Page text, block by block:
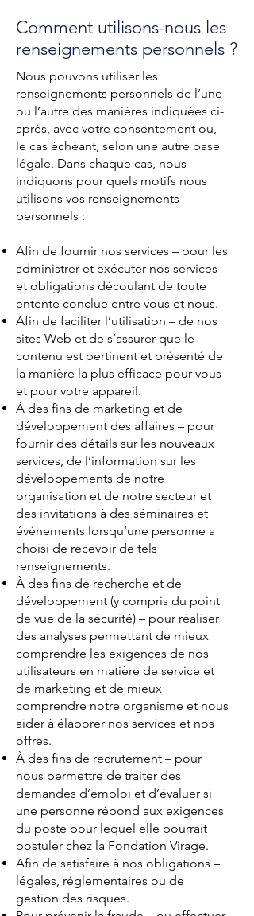
Comment utilisons-nous les
renseignements personnels ?
Nous pouvons utiliser les
renseignements personnels de l’une
ou l’autre des manières indiquées ci-
après, avec votre consentement ou,
le cas échéant, selon une autre base
légale. Dans chaque cas, nous
indiquons pour quels motifs nous
utilisons vos renseignements
personnels :
Afin de fournir nos services – pour les
administrer et exécuter nos services
et obligations découlant de toute
entente conclue entre vous et nous.
Afin de faciliter l’utilisation – de nos
sites Web et de s’assurer que le
contenu est pertinent et présenté de
la manière la plus efficace pour vous
et pour votre appareil.
À des fins de marketing et de
développement des affaires – pour
fournir des détails sur les nouveaux
services, de l’information sur les
développements de notre
organisation et de notre secteur et
des invitations à des séminaires et
événements lorsqu’une personne a
choisi de recevoir de tels
renseignements.
À des fins de recherche et de
développement (y compris du point
de vue de la sécurité) – pour réaliser
des analyses permettant de mieux
comprendre les exigences de nos
utilisateurs en matière de service et
de marketing et de mieux
comprendre notre organisme et nous
aider à élaborer nos services et nos
offres.
À des fins de recrutement – pour
nous permettre de traiter des
demandes d’emploi et d’évaluer si
une personne répond aux exigences
du poste pour lequel elle pourrait
postuler chez la Fondation Virage.
Afin de satisfaire à nos obligations –
légales, réglementaires ou de
gestion des risques.